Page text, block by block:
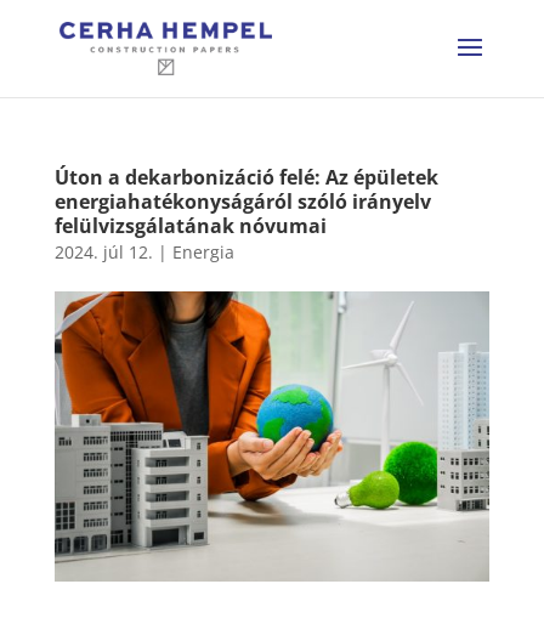
Úton a dekarbonizáció felé: Az épületek
energiahatékonyságáról szóló irányelv
felülvizsgálatának nóvumai
2024. júl 12. | Energia